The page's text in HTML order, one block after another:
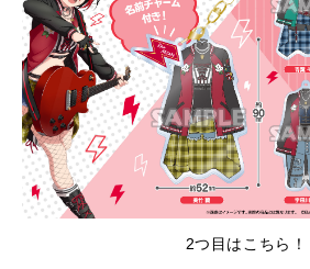
2つ目はこちら！